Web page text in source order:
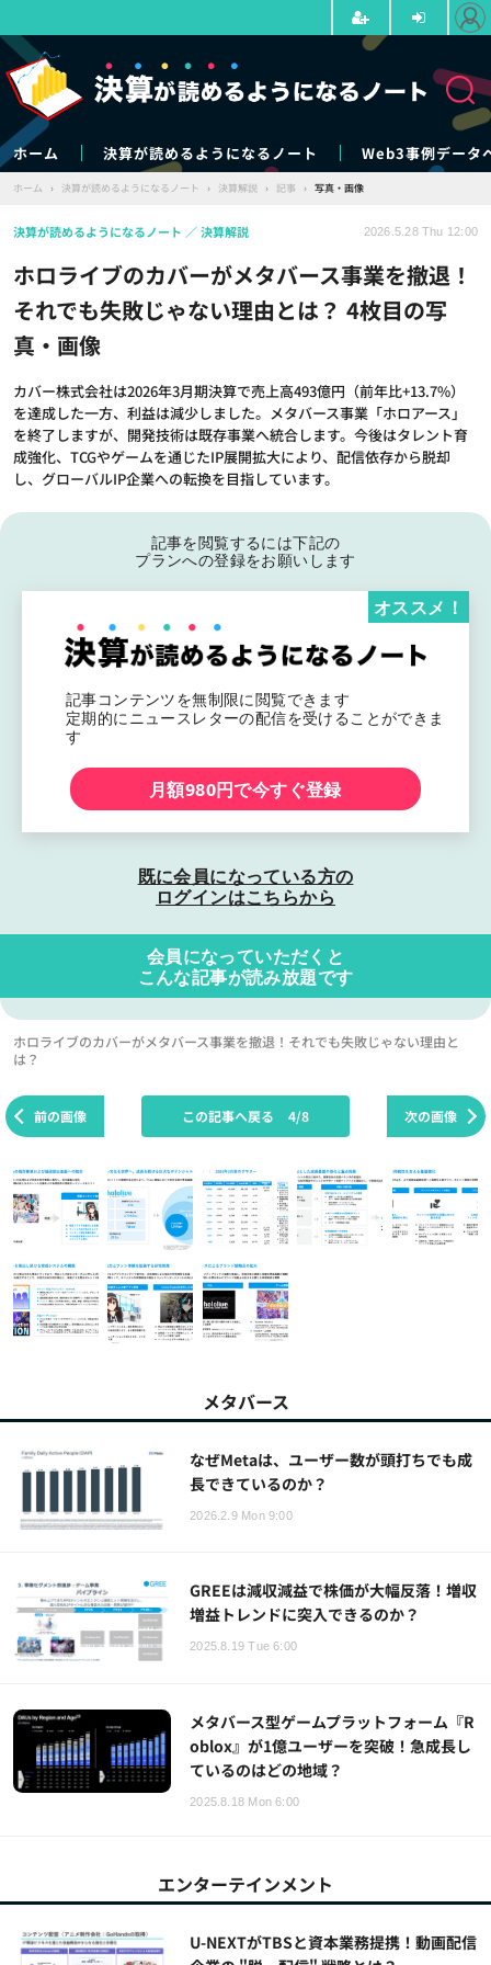
ホーム 決算が読めるようになるノート Web3事例データ
ホーム › 決算が読めるようになるノート › 決算解説 › 記事 › 写真・画像
ホロライブのカバーがメタバース事業を撤退！
それでも失敗じゃない理由とは？ 4枚目の写
真・画像
カバー株式会社は2026年3月期決算で売上高493億円（前年比+13.7%）
を達成した一方、利益は減少しました。メタバース事業「ホロアース」
を終了しますが、開発技術は既存事業へ統合します。今後はタレント育
成強化、TCGやゲームを通じたIP展開拡大により、配信依存から脱却
し、グローバルIP企業への転換を目指しています。
決算が読めるようになるノート 決算解説 2026.5.28 Thu 12:00
記事を閲覧するには下記の
プランへの登録をお願いします
記事コンテンツを無制限に閲覧できます
定期的にニュースレターの配信を受けることができま
す
オススメ！
月額980円で今すぐ登録
既に会員になっている方の
ログインはこちらから
会員になっていただくと
こんな記事が読み放題です
ホロライブのカバーがメタバース事業を撤退！それでも失敗じゃない理由と
は？
前の画像 次の画像
この記事へ戻る 4/8
メタバース
なぜMetaは、ユーザー数が頭打ちでも成
長できているのか？
2026.2.9 Mon 9:00
GREEは減収減益で株価が大幅反落！増収
増益トレンドに突入できるのか？
2025.8.19 Tue 6:00
メタバース型ゲームプラットフォーム『R
oblox』が1億ユーザーを突破！急成長し
ているのはどの地域？
2025.8.18 Mon 6:00
エンターテインメント
U-NEXTがTBSと資本業務提携！動画配信